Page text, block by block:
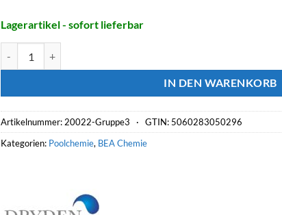
Lagerartikel - sofort lieferbar
IN DEN WARENKORB
Artikelnummer: 20022-Gruppe3 · GTIN: 5060283050296
Kategorien: Poolchemie, BEA Chemie